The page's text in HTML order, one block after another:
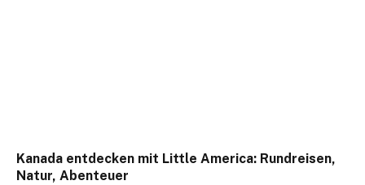
Kanada entdecken mit Little America: Rundreisen,
Natur, Abenteuer